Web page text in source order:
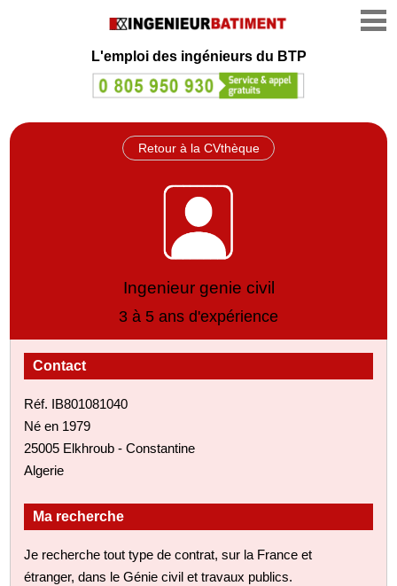
L'emploi des ingénieurs du BTP
Retour à la CVthèque
Ingenieur genie civil
3 à 5 ans d'expérience
Contact
Réf. IB801081040
Né en 1979
25005 Elkhroub - Constantine
Algerie
Ma recherche
Je recherche tout type de contrat, sur la France et
étranger, dans le Génie civil et travaux publics.